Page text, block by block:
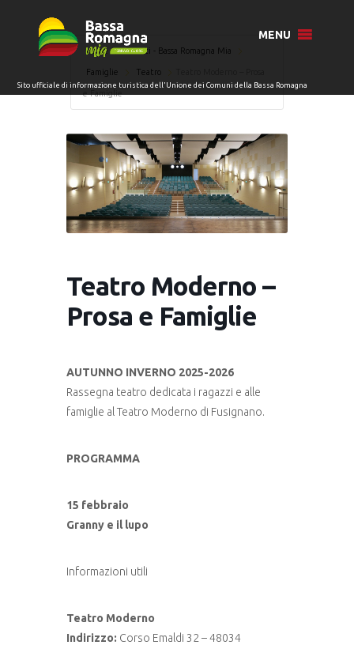
MENU
Home Eventi - Bassa Romagna Mia
Famiglie Teatro
e Famiglie
Teatro Moderno –
Prosa e Famiglie
AUTUNNO INVERNO 2025-2026
Rassegna teatro dedicata i ragazzi e alle
famiglie al Teatro Moderno di Fusignano.
PROGRAMMA
15 febbraio
Granny e il lupo
Informazioni utili
Teatro Moderno
Indirizzo: Corso Emaldi 32 – 48034